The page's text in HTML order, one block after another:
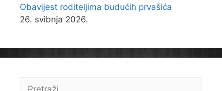
Obavijest roditeljima budućih prvašića
26. svibnja 2026.